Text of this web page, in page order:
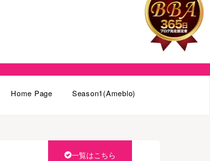
Home Page Season1(Ameblo)
一覧はこちら